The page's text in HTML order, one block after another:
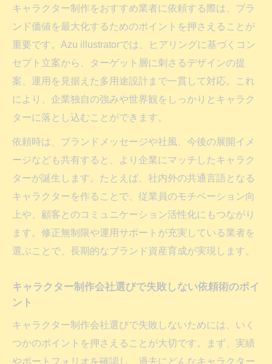
広がる媒体横断の活用例と資産価値
問い合わせを増やすための媒体横断活用法
キャラクター制作会社を活用した資産価値
の向上策
キャラクター制作依頼が企業資産化を加速
させる理由
リスクフリーで永続活用できる制作業者の選び
方
リスクフリーなキャラクター制作依頼先の
問い合わせ時に確認すべき永続利用のポイ
おすすめキャラクター制作会社の選び方と
注意点
キャラクター制作をおすすめ業者に依頼する際は、ブラ
ンド価値を最大化するためのポイントを押さえることが
重要です。Azu illustratorでは、ヒアリングに基づくコン
セプト立案から、ターゲット層に刺さるデザインの提
案、運用を見据えた多用途設計まで一貫して対応。これ
により、企業独自の強みや世界観をしっかりとキャラク
ターに落とし込むことができます。
依頼時は、ブランドメッセージや社風、今後の展開イメ
ージなども共有すると、より企業にマッチしたキャラク
ターが誕生します。たとえば、社内外の共通言語となる
キャラクターを作ることで、従業員のモチベーション向
上や、顧客とのコミュニケーション活性化にもつながり
ます。修正無制限や運用サポートが充実している業者を
選ぶことで、長期的なブランド資産育成が実現します。
キャラクター制作会社選びで失敗しない依頼術のポイ
ント
キャラクター制作会社選びで失敗しないためには、いく
つかのポイントを押さえることが大切です。まず、実績
やポートフォリオを確認し、過去にどんなキャラクター